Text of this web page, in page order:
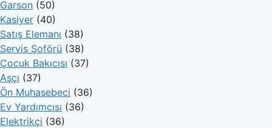
Garson (50)
Kasiyer (40)
Satış Elemanı (38)
Servis Şoförü (38)
Çocuk Bakıcısı (37)
Aşçı (37)
Ön Muhasebeci (36)
Ev Yardımcısı (36)
Elektrikçi (36)